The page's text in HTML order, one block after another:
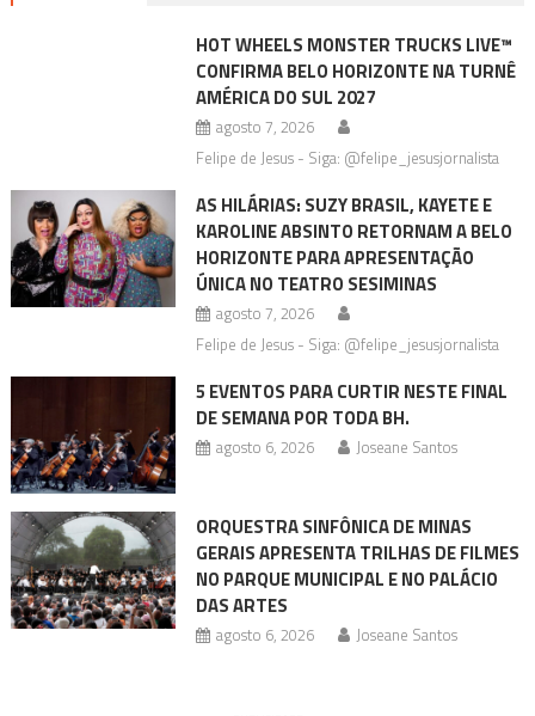
HOT WHEELS MONSTER TRUCKS LIVE™
CONFIRMA BELO HORIZONTE NA TURNÊ
AMÉRICA DO SUL 2027
agosto 7, 2026
Felipe de Jesus - Siga: @felipe_jesusjornalista
AS HILÁRIAS: SUZY BRASIL, KAYETE E
KAROLINE ABSINTO RETORNAM A BELO
HORIZONTE PARA APRESENTAÇÃO
ÚNICA NO TEATRO SESIMINAS
agosto 7, 2026
Felipe de Jesus - Siga: @felipe_jesusjornalista
5 EVENTOS PARA CURTIR NESTE FINAL
DE SEMANA POR TODA BH.
agosto 6, 2026 Joseane Santos
ORQUESTRA SINFÔNICA DE MINAS
GERAIS APRESENTA TRILHAS DE FILMES
NO PARQUE MUNICIPAL E NO PALÁCIO
DAS ARTES
agosto 6, 2026 Joseane Santos